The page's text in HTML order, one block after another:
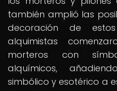
también amplió las
decoración de
alquimistas
morteros con
alquímicos,
simbólico y esotérico a